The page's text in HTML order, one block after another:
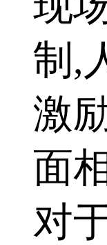
制,
激
面
对